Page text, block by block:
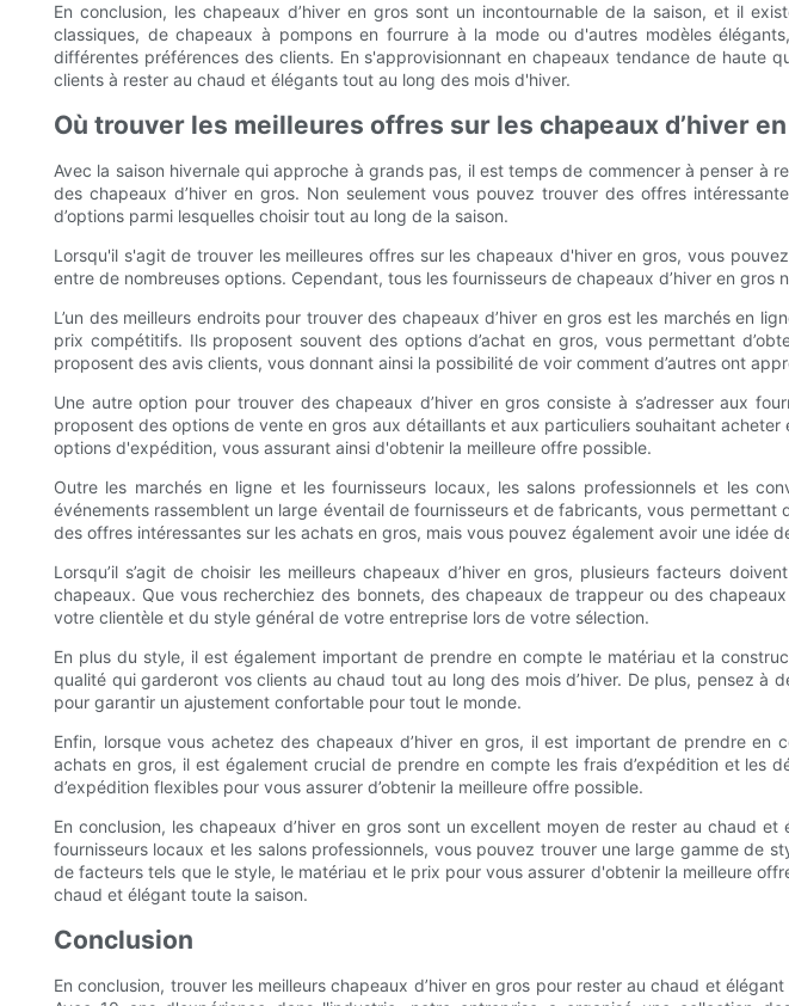
En conclusion, les chapeaux d’hiver en gros sont un incontournable de la saison, et il
classiques, de chapeaux à pompons en fourrure à la mode ou d'autres modèles
différentes préférences des clients. En s'approvisionnant en chapeaux tendance de haute
clients à rester au chaud et élégants tout au long des mois d'hiver.
Où trouver les meilleures offres sur les chapeaux d’hiver
Avec la saison hivernale qui approche à grands pas, il est temps de commencer à penser à
des chapeaux d’hiver en gros. Non seulement vous pouvez trouver des offres
d’options parmi lesquelles choisir tout au long de la saison.
Lorsqu'il s'agit de trouver les meilleures offres sur les chapeaux d'hiver en gros, vous
entre de nombreuses options. Cependant, tous les fournisseurs de chapeaux d’hiver en
L’un des meilleurs endroits pour trouver des chapeaux d’hiver en gros est les marchés en
prix compétitifs. Ils proposent souvent des options d’achat en gros, vous permettant
proposent des avis clients, vous donnant ainsi la possibilité de voir comment d’autres ont
Une autre option pour trouver des chapeaux d’hiver en gros consiste à s’adresser aux
proposent des options de vente en gros aux détaillants et aux particuliers souhaitant
options d'expédition, vous assurant ainsi d'obtenir la meilleure offre possible.
Outre les marchés en ligne et les fournisseurs locaux, les salons professionnels et les
événements rassemblent un large éventail de fournisseurs et de fabricants, vous
des offres intéressantes sur les achats en gros, mais vous pouvez également avoir une idée
Lorsqu’il s’agit de choisir les meilleurs chapeaux d’hiver en gros, plusieurs facteurs
chapeaux. Que vous recherchiez des bonnets, des chapeaux de trappeur ou des
votre clientèle et du style général de votre entreprise lors de votre sélection.
En plus du style, il est également important de prendre en compte le matériau et la
qualité qui garderont vos clients au chaud tout au long des mois d’hiver. De plus, pensez
pour garantir un ajustement confortable pour tout le monde.
Enfin, lorsque vous achetez des chapeaux d’hiver en gros, il est important de prendre en
achats en gros, il est également crucial de prendre en compte les frais d’expédition et
d’expédition flexibles pour vous assurer d’obtenir la meilleure offre possible.
En conclusion, les chapeaux d’hiver en gros sont un excellent moyen de rester au chaud
fournisseurs locaux et les salons professionnels, vous pouvez trouver une large gamme
de facteurs tels que le style, le matériau et le prix pour vous assurer d'obtenir la meilleure
chaud et élégant toute la saison.
Conclusion
En conclusion, trouver les meilleurs chapeaux d’hiver en gros pour rester au chaud et